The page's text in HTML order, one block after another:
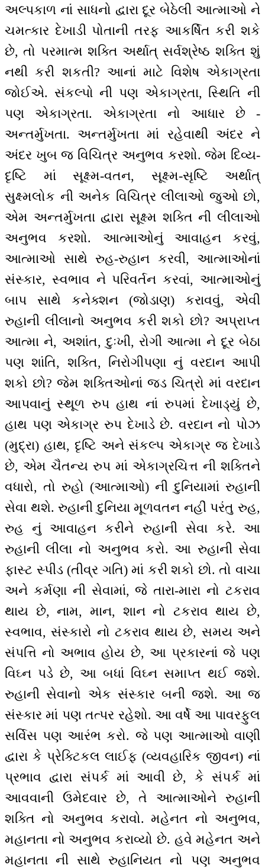
અલ્પકાળ નાં સાધનો દ્વારા દૂર બેઠેલી આત્માઓ ને
ચમત્કાર દેખાડી પોતાની તરફ આકર્ષિત કરી શકે
છે, તો પરમાત્મ શક્તિ અર્થાત્ સર્વશ્રેષ્ઠ શક્તિ શું
નથી કરી શકતી? આનાં માટે વિશેષ એકાગ્રતા
જોઈએ. સંકલ્પો ની પણ એકાગ્રતા, સ્થિતિ ની
પણ એકાગ્રતા. એકાગ્રતા નો આધાર છે -
અન્તર્મુખતા. અન્તર્મુખતા માં રહેવાથી અંદર ને
અંદર ખુબ જ વિચિત્ર અનુભવ કરશો. જેમ દિવ્ય-
દૃષ્ટિ માં સૂક્ષ્મ-વતન, સૂક્ષ્મ-સૃષ્ટિ અર્થાત્
સુક્ષ્મલોક ની અનેક વિચિત્ર લીલાઓ જુઓ છો,
એમ અન્તર્મુખતા દ્વારા સૂક્ષ્મ શક્તિ ની લીલાઓ
અનુભવ કરશો. આત્માઓનું આવાહન કરવું,
આત્માઓ સાથે રુહ-રુહાન કરવી, આત્માઓનાં
સંસ્કાર, સ્વભાવ ને પરિવર્તન કરવાં, આત્માઓનું
બાપ સાથે કનેક્શન (જોડાણ) કરાવવું, એવી
રુહાની લીલાનો અનુભવ કરી શકો છો? અપ્રાપ્ત
આત્મા ને, અશાંત, દુઃખી, રોગી આત્મા ને દૂર બેઠા
પણ શાંતિ, શક્તિ, નિરોગીપણા નું વરદાન આપી
શકો છો? જેમ શક્તિઓનાં જડ ચિત્રો માં વરદાન
આપવાનું સ્થૂળ રુપ હાથ નાં રુપમાં દેખાડ્યું છે,
હાથ પણ એકાગ્ર રુપ દેખાડે છે. વરદાન નો પોઝ
(મુદ્રા) હાથ, દૃષ્ટિ અને સંકલ્પ એકાગ્ર જ દેખાડે
છે, એમ ચૈતન્ય રુપ માં એકાગ્રચિત્ત ની શક્તિને
વધારો, તો રુહો (આત્માઓ) ની દુનિયામાં રુહાની
સેવા થશે. રુહાની દુનિયા મૂળવતન નહીં પરંતુ રુહ,
રુહ નું આવાહન કરીને રુહાની સેવા કરે. આ
રુહાની લીલા નો અનુભવ કરો. આ રુહાની સેવા
ફાસ્ટ સ્પીડ (તીવ્ર ગતિ) માં કરી શકો છો. તો વાચા
અને કર્મણા ની સેવામાં, જે તારા-મારા નો ટકરાવ
થાય છે, નામ, માન, શાન નો ટકરાવ થાય છે,
સ્વભાવ, સંસ્કારો નો ટકરાવ થાય છે, સમય અને
સંપત્તિ નો અભાવ હોય છે, આ પ્રકારનાં જે પણ
વિઘ્ન પડે છે, આ બધાં વિઘ્ન સમાપ્ત થઈ જશે.
રુહાની સેવાનો એક સંસ્કાર બની જશે. આ જ
સંસ્કાર માં પણ તત્પર રહેશો. આ વર્ષે આ પાવરફુલ
સર્વિસ પણ આરંભ કરો. જે પણ આત્માઓ વાણી
દ્વારા કે પ્રેક્ટિકલ લાઈફ (વ્યવહારિક જીવન) નાં
પ્રભાવ દ્વારા સંપર્ક માં આવી છે, કે સંપર્ક માં
આવવાની ઉમેદવાર છે, તે આત્માઓને રુહાની
શક્તિ નો અનુભવ કરાવો. મહેનત નો અનુભવ,
મહાનતા નો અનુભવ કરાવ્યો છે. હવે મહેનત અને
મહાનતા ની સાથે રુહાનિયત નો પણ અનુભવ